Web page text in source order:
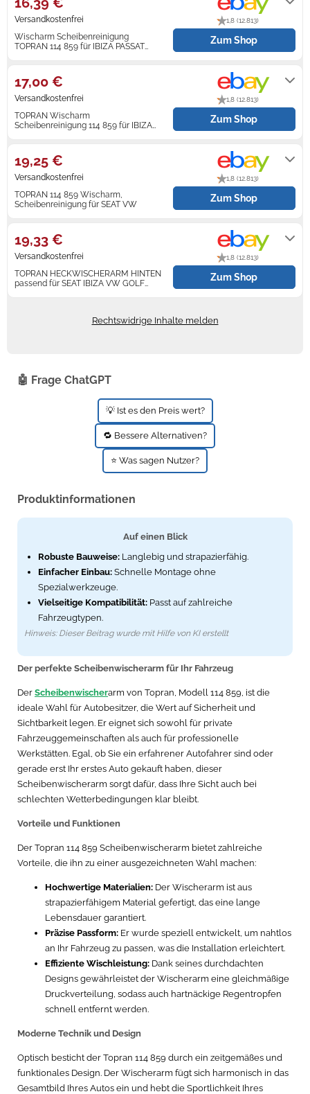
Navi-Zubehör
Navigationsgeräte
Navigationssoftware
Wischarm Scheibenreinigung
TOPRAN 114 859 für IBIZA PASSAT
1,8 (12.813)
Versandkostenfrei
Zum Shop
TOPRAN Wischarm
Scheibenreinigung 114 859 für IBIZA
1,8 (12.813)
17,00 €
Versandkostenfrei
Zum Shop
TOPRAN 114 859 Wischarm,
Scheibenreinigung für SEAT VW
1,8 (12.813)
19,25 €
Versandkostenfrei
Zum Shop
TOPRAN HECKWISCHERARM HINTEN
passend für SEAT IBIZA VW GOLF
1,8 (12.813)
19,33 €
Versandkostenfrei
Zum Shop
Rechtswidrige Inhalte melden
🤖 Frage ChatGPT
💡 Ist es den Preis wert?
🔁 Bessere Alternativen?
⭐ Was sagen Nutzer?
Produktinformationen
Auf einen Blick
Robuste Bauweise: Langlebig und strapazierfähig.
Einfacher Einbau: Schnelle Montage ohne
Spezialwerkzeuge.
Vielseitige Kompatibilität: Passt auf zahlreiche
Fahrzeugtypen.
Hinweis: Dieser Beitrag wurde mit Hilfe von KI erstellt
Der perfekte Scheibenwischerarm für Ihr Fahrzeug
Der Scheibenwischerarm von Topran, Modell 114 859, ist die
ideale Wahl für Autobesitzer, die Wert auf Sicherheit und
Sichtbarkeit legen. Er eignet sich sowohl für private
Fahrzeuggemeinschaften als auch für professionelle
Werkstätten. Egal, ob Sie ein erfahrener Autofahrer sind oder
gerade erst Ihr erstes Auto gekauft haben, dieser
Scheibenwischerarm sorgt dafür, dass Ihre Sicht auch bei
schlechten Wetterbedingungen klar bleibt.
Vorteile und Funktionen
Der Topran 114 859 Scheibenwischerarm bietet zahlreiche
Vorteile, die ihn zu einer ausgezeichneten Wahl machen:
Hochwertige Materialien: Der Wischerarm ist aus
strapazierfähigem Material gefertigt, das eine lange
Lebensdauer garantiert.
Präzise Passform: Er wurde speziell entwickelt, um nahtlos
an Ihr Fahrzeug zu passen, was die Installation erleichtert.
Effiziente Wischleistung: Dank seines durchdachten
Designs gewährleistet der Wischerarm eine gleichmäßige
Druckverteilung, sodass auch hartnäckige Regentropfen
schnell entfernt werden.
Moderne Technik und Design
Optisch besticht der Topran 114 859 durch ein zeitgemäßes und
funktionales Design. Der Wischerarm fügt sich harmonisch in das
Gesamtbild Ihres Autos ein und hebt die Sportlichkeit Ihres